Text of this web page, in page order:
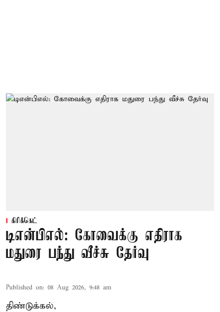
கிரிக்கெட்
டிஎன்பிஎல்: கோவைக்கு எதிராக
மதுரை பந்து வீச்சு தேர்வு
Published on: 08 Aug 2026, 9:48 am
திண்டுக்கல்,